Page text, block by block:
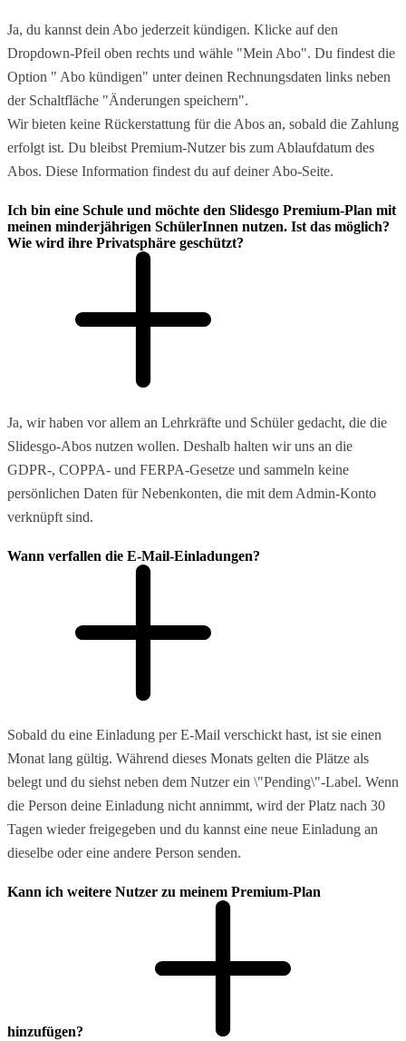
Ja, du kannst dein Abo jederzeit kündigen. Klicke auf den
Dropdown-Pfeil oben rechts und wähle "Mein Abo". Du findest die
Option " Abo kündigen" unter deinen Rechnungsdaten links neben
der Schaltfläche "Änderungen speichern".
Wir bieten keine Rückerstattung für die Abos an, sobald die Zahlung
erfolgt ist. Du bleibst Premium-Nutzer bis zum Ablaufdatum des
Abos. Diese Information findest du auf deiner Abo-Seite.
Ich bin eine Schule und möchte den Slidesgo Premium-Plan mit
meinen minderjährigen SchülerInnen nutzen. Ist das möglich?
Wie wird ihre Privatsphäre geschützt?
Ja, wir haben vor allem an Lehrkräfte und Schüler gedacht, die die
Slidesgo-Abos nutzen wollen. Deshalb halten wir uns an die
GDPR-, COPPA- und FERPA-Gesetze und sammeln keine
persönlichen Daten für Nebenkonten, die mit dem Admin-Konto
verknüpft sind.
Wann verfallen die E-Mail-Einladungen?
Sobald du eine Einladung per E-Mail verschickt hast, ist sie einen
Monat lang gültig. Während dieses Monats gelten die Plätze als
belegt und du siehst neben dem Nutzer ein \"Pending\"-Label. Wenn
die Person deine Einladung nicht annimmt, wird der Platz nach 30
Tagen wieder freigegeben und du kannst eine neue Einladung an
dieselbe oder eine andere Person senden.
Kann ich weitere Nutzer zu meinem Premium-Plan
hinzufügen?